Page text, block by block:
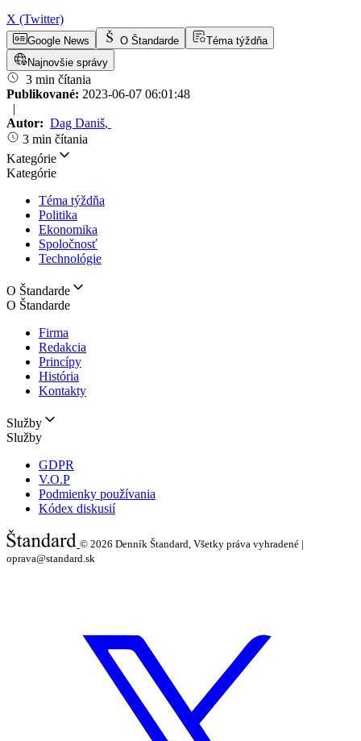
X (Twitter)
Google News O Štandarde
Téma týždňa
Najnovšie správy
3 min čítania
Publikované: 2023-06-07 06:01:48
|
Autor: Dag Daniš,
3 min čítania
Kategórie
Kategórie
Téma týždňa
Politika
Ekonomika
Spoločnosť
Technológie
O Štandarde
O Štandarde
Firma
Redakcia
Princípy
História
Kontakty
Služby
Služby
GDPR
V.O.P
Podmienky používania
Kódex diskusií
© 2026 Denník Štandard, Všetky práva vyhradené |
oprava@standard.sk